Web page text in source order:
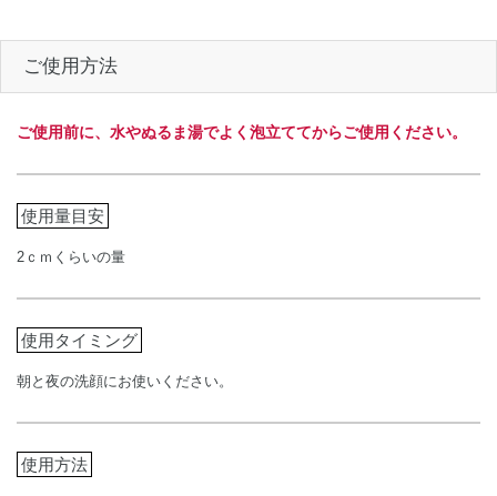
ご使用方法
ご使用前に、水やぬるま湯でよく泡立ててからご使用ください。
使用量目安
2ｃｍくらいの量
使用タイミング
朝と夜の洗顔にお使いください。
使用方法